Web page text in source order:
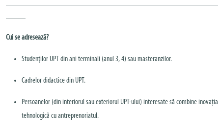
Cui se adresează?
Studenților UPT din ani terminali (anul 3, 4) sau masteranzilor.
Cadrelor didactice din UPT.
Persoanelor (din interiorul sau exteriorul UPT-ului) interesate să combine inovația
tehnologică cu antreprenoriatul.